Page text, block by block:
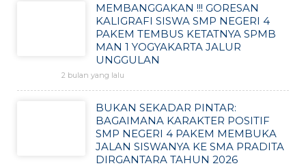
MEMBANGGAKAN !!! GORESAN
KALIGRAFI SISWA SMP NEGERI 4
PAKEM TEMBUS KETATNYA SPMB
MAN 1 YOGYAKARTA JALUR
UNGGULAN
2 bulan yang lalu
BUKAN SEKADAR PINTAR:
BAGAIMANA KARAKTER POSITIF
SMP NEGERI 4 PAKEM MEMBUKA
JALAN SISWANYA KE SMA PRADITA
DIRGANTARA TAHUN 2026